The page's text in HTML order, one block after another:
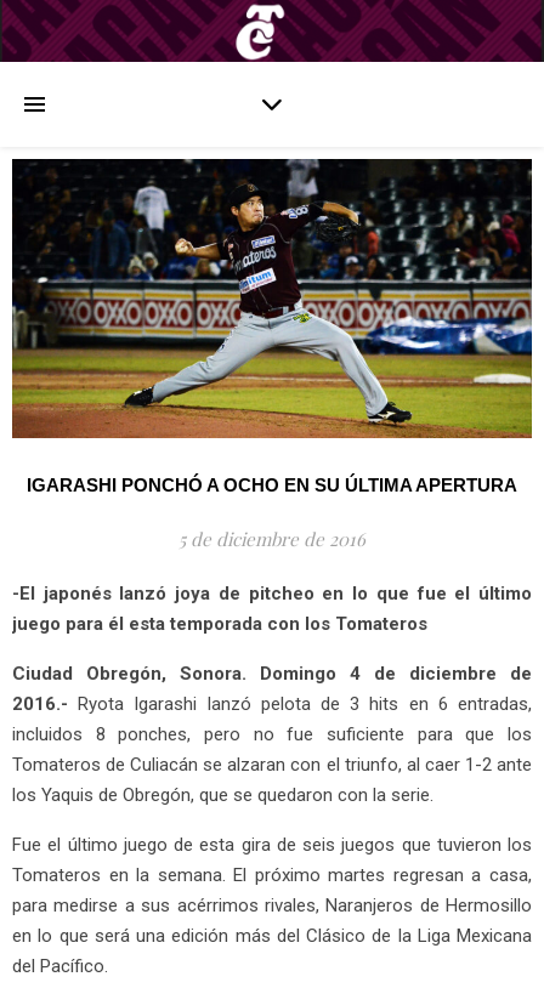
IGARASHI PONCHÓ A OCHO EN SU ÚLTIMA APERTURA
5 de diciembre de 2016
-El japonés lanzó joya de pitcheo en lo que fue el último
juego para él esta temporada con los Tomateros
Ciudad Obregón, Sonora. Domingo 4 de diciembre de
2016.- Ryota Igarashi lanzó pelota de 3 hits en 6 entradas,
incluidos 8 ponches, pero no fue suficiente para que los
Tomateros de Culiacán se alzaran con el triunfo, al caer 1-2 ante
los Yaquis de Obregón, que se quedaron con la serie.
Fue el último juego de esta gira de seis juegos que tuvieron los
Tomateros en la semana. El próximo martes regresan a casa,
para medirse a sus acérrimos rivales, Naranjeros de Hermosillo
en lo que será una edición más del Clásico de la Liga Mexicana
del Pacífico.